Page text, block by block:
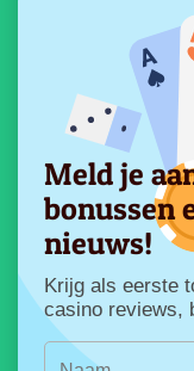
Meld je
bonussen
nieuws!
Krijg als eerste
casino reviews,